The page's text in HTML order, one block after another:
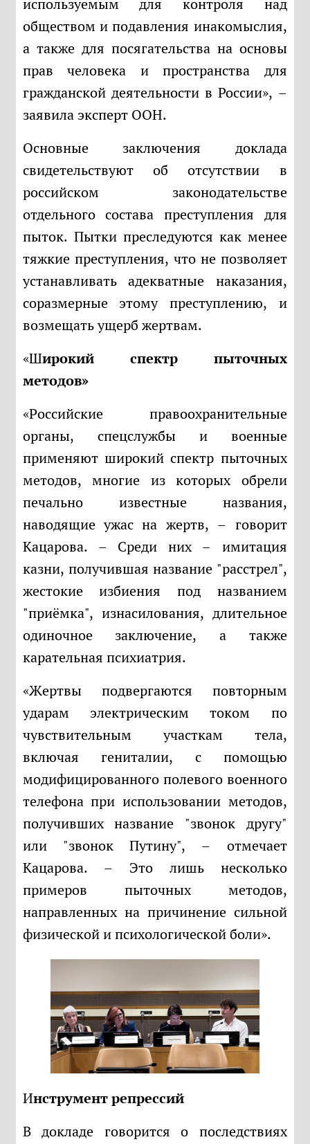
обществом и подавления инакомыслия,
а также для посягательства на основы
прав человека и пространства для
гражданской деятельности в России», –
заявила эксперт ООН.
Основные заключения доклада
свидетельствуют об отсутствии в
российском законодательстве
отдельного состава преступления для
пыток. Пытки преследуются как менее
тяжкие преступления, что не позволяет
устанавливать адекватные наказания,
соразмерные этому преступлению, и
возмещать ущерб жертвам.
«Широкий спектр пыточных
методов»
«Российские правоохранительные
органы, спецслужбы и военные
применяют широкий спектр пыточных
методов, многие из которых обрели
печально известные названия,
наводящие ужас на жертв, – говорит
Кацарова. – Среди них – имитация
казни, получившая название "расстрел",
жестокие избиения под названием
"приёмка", изнасилования, длительное
одиночное заключение, а также
карательная психиатрия.
«Жертвы подвергаются повторным
ударам электрическим током по
чувствительным участкам тела,
включая гениталии, с помощью
модифицированного полевого военного
телефона при использовании методов,
получивших название "звонок другу"
или "звонок Путину", – отмечает
Кацарова. – Это лишь несколько
примеров пыточных методов,
направленных на причинение сильной
физической и психологической боли».
Инструмент репрессий
В докладе говорится о последствиях